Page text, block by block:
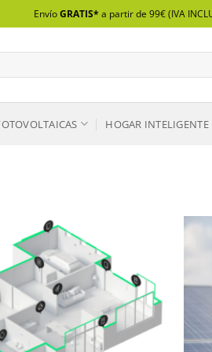
EnvíoGRATIS* a partir de 99€ (IVA
HOGAR INTELIGENTE